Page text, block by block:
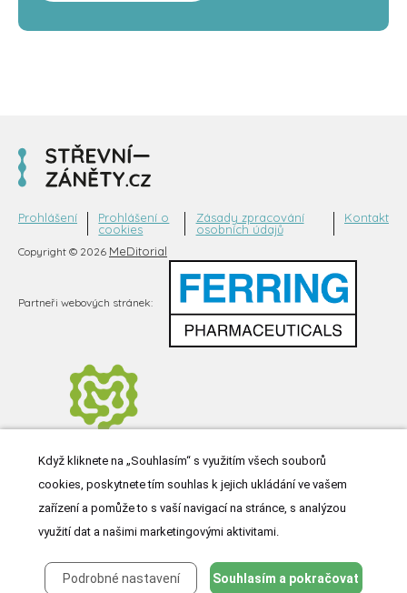
Copyright © 2026 MeDitorial
Prohlášení
Prohlášení o
cookies
Zásady zpracování
osobních údajů
Kontakt
Partneři webových stránek:
Když kliknete na „Souhlasím“ s využitím všech souborů
cookies, poskytnete tím souhlas k jejich ukládání ve vašem
zařízení a pomůže to s vaší navigací na stránce, s analýzou
využití dat a našimi marketingovými aktivitami.
Podrobné nastavení Souhlasím a pokračovat